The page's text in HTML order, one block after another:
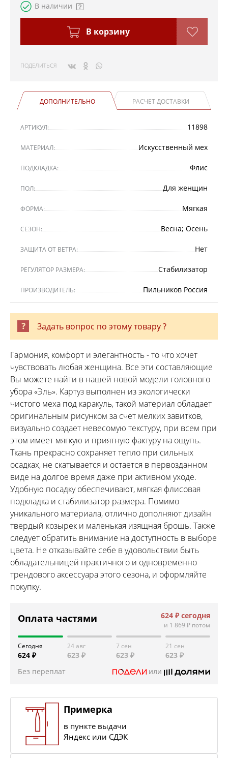
В наличии
В корзину
ПОДЕЛИТЬСЯ
ДОПОЛНИТЕЛЬНО РАСЧЕТ ДОСТАВКИ
АРТИКУЛ: 11898
МАТЕРИАЛ: Искусственный мех
ПОДКЛАДКА: Флис
ПОЛ: Для женщин
ФОРМА: Мягкая
СЕЗОН: Весна; Осень
ЗАЩИТА ОТ ВЕТРА: Нет
РЕГУЛЯТОР РАЗМЕРА: Стабилизатор
ПРОИЗВОДИТЕЛЬ: Пильников Россия
Задать вопрос по этому товару ?
Гармония, комфорт и элегантность - то что хочет
чувствовать любая женщина. Все эти составляющие
Вы можете найти в нашей новой модели головного
убора «Эль». Картуз выполнен из экологически
чистого меха под каракуль, такой материал обладает
оригинальным рисунком за счет мелких завитков,
визуально создает невесомую текстуру, при всем при
этом имеет мягкую и приятную фактуру на ощупь.
Ткань прекрасно сохраняет тепло при сильных
осадках, не скатывается и остается в первозданном
виде на долгое время даже при активном уходе.
Удобную посадку обеспечивают, мягкая флисовая
подкладка и стабилизатор размера. Помимо
уникального материала, отлично дополняют дизайн
твердый козырек и маленькая изящная брошь. Также
следует обратить внимание на доступность в выборе
цвета. Не отказывайте себе в удовольствии быть
обладательницей практичного и одновременно
трендового аксессуара этого сезона, и оформляйте
покупку.
Оплата частями 624 ₽ сегодня
и 1 869 ₽ потом
Сегодня
624 ₽
24 авг
623 ₽
7 сен
623 ₽
21 сен
623 ₽
Без переплат
или
Примерка
в пункте выдачи
Яндекс или СДЭК